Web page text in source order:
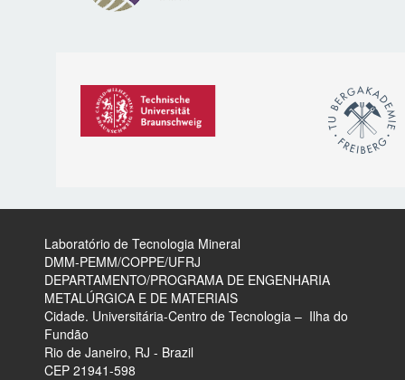
Laboratório de Tecnologia Mineral
​DMM-PEMM/COPPE/UFRJ
DEPARTAMENTO/PROGRAMA DE ENGENHARIA
METALÚRGICA E DE MATERIAIS
Cidade. Universitária-Centro de Tecnologia – Ilha do
Fundão
Rio de Janeiro, RJ - Brazil
CEP 21941-598